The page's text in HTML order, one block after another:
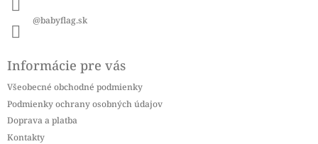
@babyflag.sk
Informácie pre vás
Všeobecné obchodné podmienky
Podmienky ochrany osobných údajov
Doprava a platba
Kontakty